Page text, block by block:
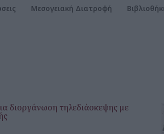
Μεσογειακή Διατροφή
διοργάνωση τηλεδιάσκεψης με